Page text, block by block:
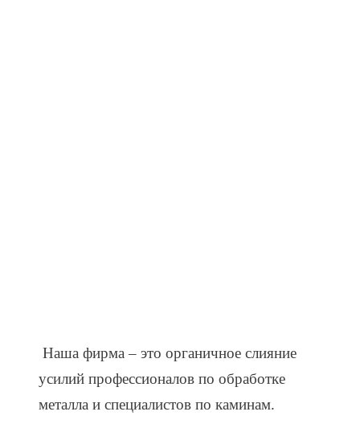
Наша фирма – это органичное слияние
усилий профессионалов по обработке
металла и специалистов по каминам.